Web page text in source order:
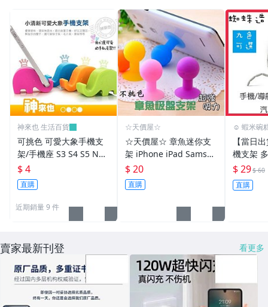
神來也 生活百貨
可挑色 可愛大象手機支
架/手機座 S3 S4 S5 NO
TE 2 3 Z1 Z2 ZU Z M7
M8 816~神來也
$ 4
直購
近期銷量 9 件
☆天價屋☆
☆天價屋☆ 章魚迷你支
架 iPhone iPad Samsu
ng htc sony 三星 手機
迷你吸盤支架 手機座
$ 20
直購
☺ 蝦米碗
【當日
機支架
蛛架 手
爪支架
備 汽車
$ 29$ 60
直購
賣家最新刊登 看更多